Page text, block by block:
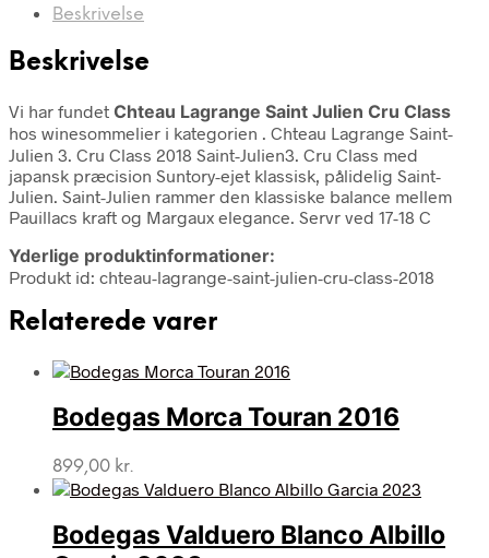
Beskrivelse
Beskrivelse
Vi har fundet Chteau Lagrange Saint Julien Cru Class
hos winesommelier i kategorien . Chteau Lagrange Saint-
Julien 3. Cru Class 2018 Saint-Julien3. Cru Class med
japansk præcision Suntory-ejet klassisk, pålidelig Saint-
Julien. Saint-Julien rammer den klassiske balance mellem
Pauillacs kraft og Margaux elegance. Servr ved 17-18 C
Yderlige produktinformationer:
Produkt id: chteau-lagrange-saint-julien-cru-class-2018
Relaterede varer
Bodegas Morca Touran 2016
899,00 kr.
Bodegas Valduero Blanco Albillo